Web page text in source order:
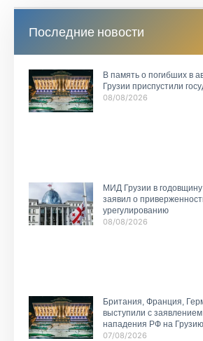
Последние новости
В память о погибших в
Грузии приспустили
08/08/2026
МИД Грузии в
заявил о
урегулированию
08/08/2026
Британия, Франция,
выступили с
нападения РФ на Грузию
07/08/2026